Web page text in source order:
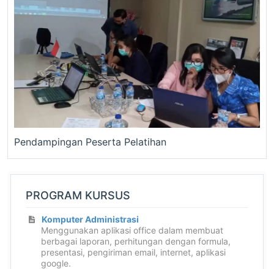
Pendampingan Peserta Pelatihan
PROGRAM KURSUS
Komputer Administrasi
Menggunakan aplikasi office dalam membuat
berbagai laporan, perhitungan dengan formula,
presentasi, pengiriman email, internet, aplikasi
google.